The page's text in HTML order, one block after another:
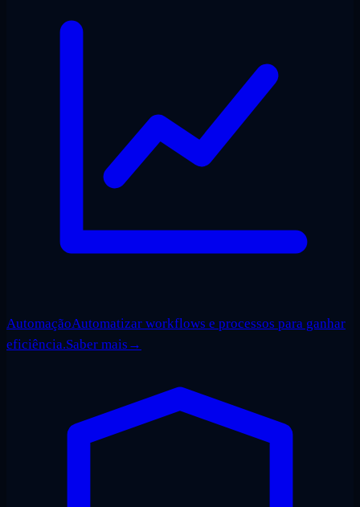
AutomaçãoAutomatizar workflows e processos para ganhar
eficiência.Saber mais →